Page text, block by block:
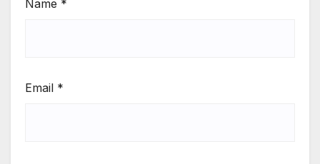
Name *
Email *